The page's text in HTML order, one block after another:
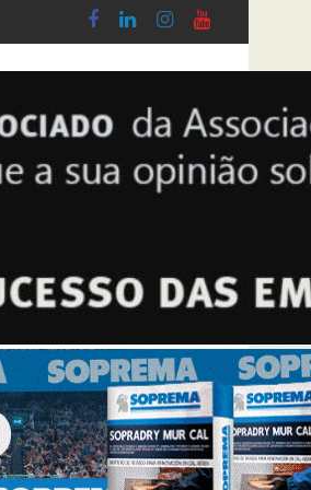
2026
Síntese Inquérito de Conjuntura – 2º